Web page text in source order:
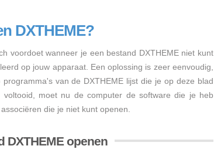
DXTHEME?
voordoet wanneer je een bestand DXTHEME niet kunt
op jouw apparaat. Een oplossing is zeer eenvoudig,
van de DXTHEME lijst die je op deze blad
moet nu de computer de software die je heb
die je niet kunt openen.
DXTHEME openen